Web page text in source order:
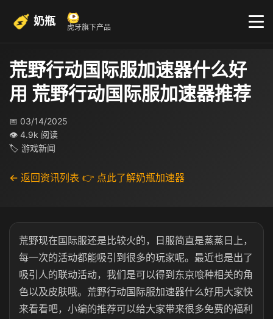
奶瓶 虎牙旗下产品
荒野行动国际服加速器什么好
用 荒野行动国际服加速器推荐
📅 03/14/2025
👁 4.9k 阅读
🏷 游戏新闻
← 返回资讯列表 👉 点此了解奶瓶加速器
荒野现在国际服还是比较火的，日服简直是蒸蒸日上，
每一次的活动都能吸引到很多的玩家呢。最近也是出了
吸引人的联动活动，我们是可以得到东京喰种相关的角
色以及皮肤哦。荒野行动国际服加速器什么好用大家快
来看看吧，小编的推荐可以给大家带来很多免费的福利